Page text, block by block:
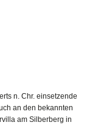
n. Chr. einsetzende
an den bekannten
am Silberberg in